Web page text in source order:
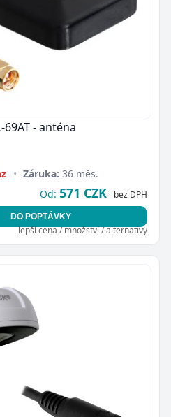
69AT - anténa
• Záruka: 36 měs.
Od: 571 CZK bez DPH
DO POPTÁVKY
lepší cena / množství / alternativy